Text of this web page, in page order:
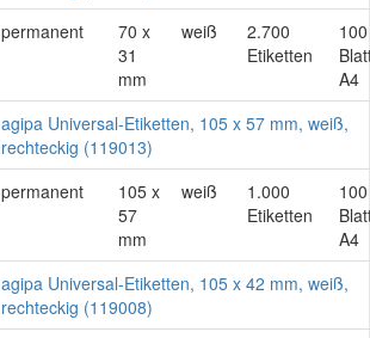
permanent
70 x
31
mm
weiß
2.700
Etiketten
100
A4
agipa Universal-Etiketten, 105 x 57 mm, weiß,
rechteckig (119013)
permanent
105 x
57
mm
weiß
1.000
Etiketten
100
A4
agipa Universal-Etiketten, 105 x 42 mm, weiß,
rechteckig (119008)